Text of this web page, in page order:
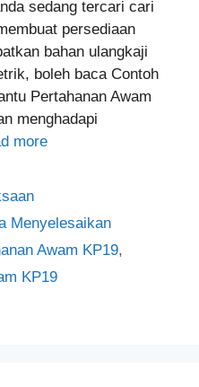
sedang tercari cari
persediaan
bahan ulangkaji
boleh baca Contoh
Pertahanan Awam
menghadapi
more
Menyelesaikan
Awam KP19,
KP19